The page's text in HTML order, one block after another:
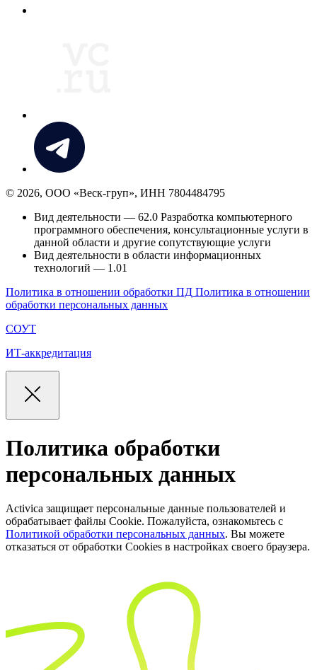
© 2026, ООО «Веск-груп», ИНН 7804484795
Вид деятельности — 62.0 Разработка компьютерного
программного обеспечения, консультационные услуги в
данной области и другие сопутствующие услуги
Вид деятельности в области информационных
технологий — 1.01
Политика в отношении обработки ПД Политика в отношении
обработки персональных данных
СОУТ
ИТ-аккредитация
Политика обработки
персональных данных
Activica защищает персональные данные пользователей и
обрабатывает файлы Cookie. Пожалуйста, ознакомьтесь с
Политикой обработки персональных данных. Вы можете
отказаться от обработки Cookies в настройках своего браузера.